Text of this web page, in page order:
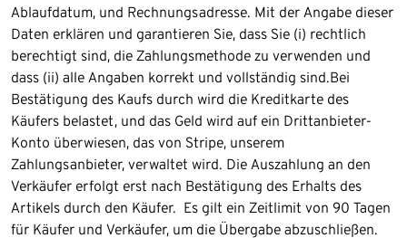
Ablaufdatum, und Rechnungsadresse. Mit der Angabe dieser
Daten erklären und garantieren Sie, dass Sie (i) rechtlich
berechtigt sind, die Zahlungsmethode zu verwenden und
dass (ii) alle Angaben korrekt und vollständig sind.​Bei
Bestätigung des Kaufs durch wird die Kreditkarte des
Käufers belastet, und das Geld wird auf ein Drittanbieter-
Konto überwiesen, das von Stripe, unserem
Zahlungsanbieter, verwaltet wird. Die Auszahlung an den
Verkäufer erfolgt erst nach Bestätigung des Erhalts des
Artikels durch den Käufer. ​Es gilt ein Zeitlimit von 90 Tagen
für Käufer und Verkäufer, um die Übergabe abzuschließen.